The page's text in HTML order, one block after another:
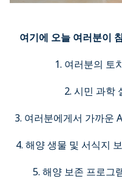
여기에 오늘 여러분이
1. 여러분의 토
2. 시민 과학
3. 여러분에게서 가까운
4. 해양 생물 및 서식지
5. 해양 보존 프로그